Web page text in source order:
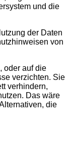
und die
der Daten
von
oder auf die
verzichten. Sie
verhindern,
Das wäre
die